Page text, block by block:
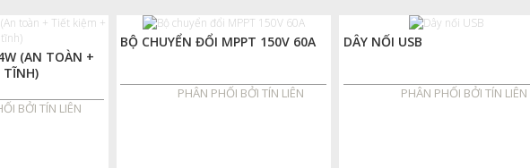
(AN TOÀN +
TĨNH)
BỞI TÍN LIÊN
BỘ CHUYỂN ĐỔI MPPT 150V 60A
PHÂN PHỐI BỞI TÍN LIÊN
DÂY NỐI USB
PHÂN PHỐI BỞI TÍN LIÊN